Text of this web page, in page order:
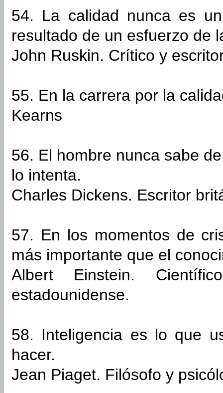
54. La calidad nunca es
resultado de un esfuerzo de
John Ruskin. Crítico y
55. En la carrera por la
Kearns
56. El hombre nunca sabe
lo intenta.
Charles Dickens. Escritor
57. En los momentos de
más importante que el
Albert Einstein.
estadounidense.
58. Inteligencia es lo que
hacer.
Jean Piaget. Filósofo y